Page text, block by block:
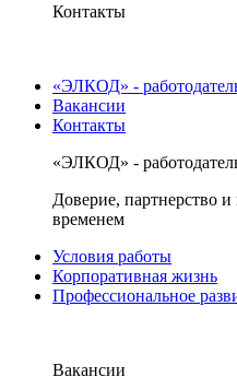
Контакты
«ЭЛКОД» -
Вакансии
Контакты
«ЭЛКОД» -
Доверие, партнерство
временем
Условия работы
Корпоративная жизнь
Профессиональное
Вакансии